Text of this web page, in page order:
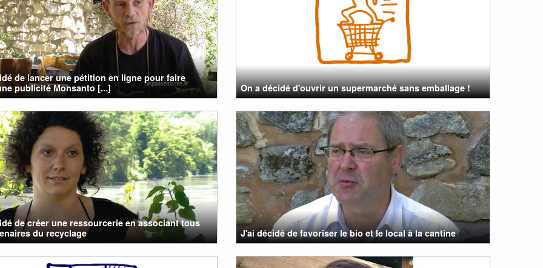
de lancer une pétition en ligne pour faire
publicité Monsanto [...]
On a décidé d'ouvrir un supermarché sans emballage !
de créer une ressourcerie en associant tous
du recyclage
J'ai décidé de favoriser le bio et le local à la cantine